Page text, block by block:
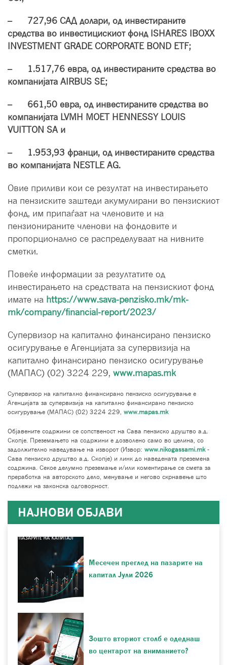
– 727,96 САД долари, од инвестираните
средства во инвестицискиот фонд ISHARES IBOXX
INVESTMENT GRADE CORPORATE BOND ETF;
– 1.517,76 евра, од инвестираните средства во
компанијата AIRBUS SE;
– 661,50 евра, од инвестираните средства во
компанијата LVMH MOET HENNESSY LOUIS
VUITTON SA и
– 1.953,93 франци, од инвестираните средства
во компанијата NESTLE AG.
Овие приливи кои се резултат на инвестирањето
на пензиските заштеди акумулирани во пензискиот
фонд, им припаѓаат на членовите и на
пензионираните членови на фондовите и
пропорционално се распределуваат на нивните
сметки.
Повеќе информации за резултатите од
инвестирањето на средствата на пензискиот фонд
имате на https://www.sava-penzisko.mk/mk-
mk/company/financial-report/2023/
Супервизор на капитално финансирано пензиско
осигурување е Агенцијата за супервизија на
капитално финансирано пензиско осигурување
(МАПАС) (02) 3224 229, www.mapas.mk
Супервизор на капитално финансирано пензиско осигурување е
Агенцијата за супервизија на капитално финансирано пензиско
осигурување (МАПАС) (02) 3224 229, www.mapas.mk
Објавените содржини се сопственост на Сава пензиско друштво а.д.
Скопје. Преземањето на содржини е дозволено само во целина, со
задолжително наведување на изворот (Извор: www.nikogassami.mk-
Сава пензиско друштво а.д. Скопје) и линк до наведената преземена
содржина. Секое делумно преземање и/или коментирање се смета за
преработка на авторското дело, менување и негово скрнавење што
подлежи на законска одговорност.
НАЈНОВИ ОБЈАВИ
Месечен преглед на пазарите на
капитал Јули 2026
Зошто вториот столб е одеднаш
во центарот на вниманието?